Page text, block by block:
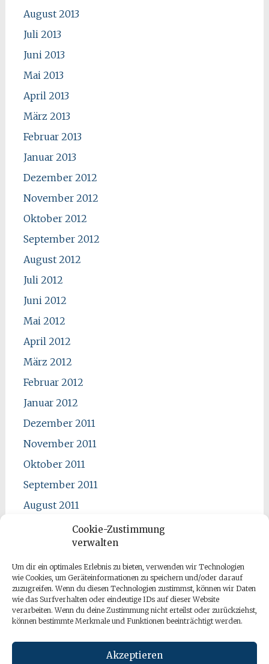
Cookie-Zustimmung
verwalten
Um dir ein optimales Erlebnis zu bieten, verwenden wir Technologien
wie Cookies, um Geräteinformationen zu speichern und/oder darauf
zuzugreifen. Wenn du diesen Technologien zustimmst, können wir Daten
wie das Surfverhalten oder eindeutige IDs auf dieser Website
verarbeiten. Wenn du deine Zustimmung nicht erteilst oder zurückziehst,
können bestimmte Merkmale und Funktionen beeinträchtigt werden.
Akzeptieren
August 2013
Juli 2013
Juni 2013
Mai 2013
April 2013
März 2013
Februar 2013
Januar 2013
Dezember 2012
November 2012
Oktober 2012
September 2012
August 2012
Juli 2012
Juni 2012
Mai 2012
April 2012
März 2012
Februar 2012
Januar 2012
Dezember 2011
November 2011
Oktober 2011
September 2011
August 2011
Mai 2011
April 2011